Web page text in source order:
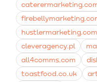
hustlermarketing.com
cleveragency.pl
all4comms.com
toastfood.co.uk